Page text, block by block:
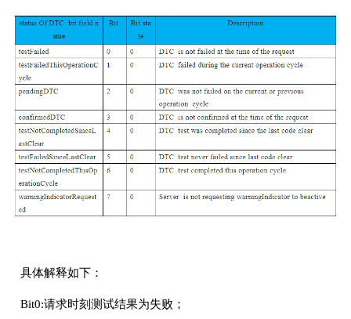
具体解释如下：
Bit0:请求时刻测试结果为失败；